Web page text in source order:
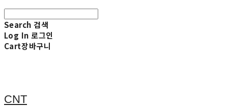
Search 검색
Log In 로그인
Cart장바구니
CNT